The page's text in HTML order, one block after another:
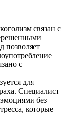
связан с
позволяет
с
для
Специалист
эмоциями без
которые